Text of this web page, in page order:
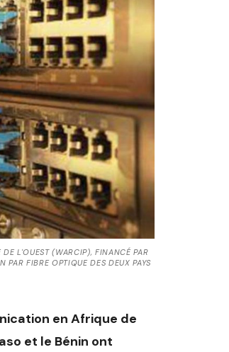
L'OUEST (WARCIP), FINANCÉ PAR
FIBRE OPTIQUE DES DEUX PAYS
en Afrique de
et le Bénin ont